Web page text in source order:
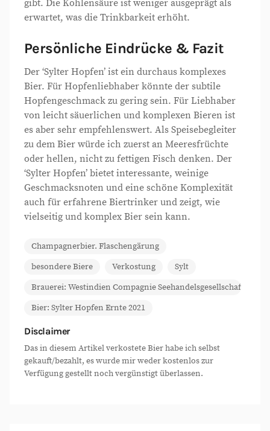
gibt. Die Kohlensäure ist weniger ausgeprägt als
erwartet, was die Trinkbarkeit erhöht.
Persönliche Eindrücke & Fazit
Der ‘Sylter Hopfen’ ist ein durchaus komplexes
Bier. Für Hopfenliebhaber könnte der subtile
Hopfengeschmack zu gering sein. Für Liebhaber
von leicht säuerlichen und komplexen Bieren ist
es aber sehr empfehlenswert. Als Speisebegleiter
zu dem Bier würde ich zuerst an Meeresfrüchte
oder hellen, nicht zu fettigen Fisch denken. Der
‘Sylter Hopfen’ bietet interessante, weinige
Geschmacksnoten und eine schöne Komplexität
auch für erfahrene Biertrinker und zeigt, wie
vielseitig und komplex Bier sein kann.
Champagnerbier. Flaschengärung
besondere Biere
Verkostung
Sylt
Brauerei: Westindien Compagnie Seehandelsgesellschaft
Bier: Sylter Hopfen Ernte 2021
Disclaimer
Das in diesem Artikel verkostete Bier habe ich selbst
gekauft/bezahlt, es wurde mir weder kostenlos zur
Verfügung gestellt noch vergünstigt überlassen.